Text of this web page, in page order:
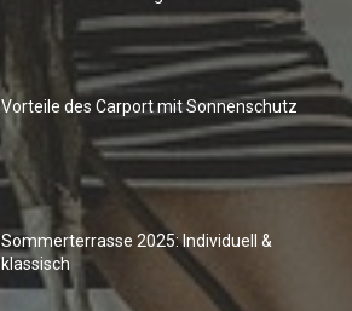
Vorteile des Carport mit Sonnenschutz
Sommerterrasse 2025: Individuell &
klassisch